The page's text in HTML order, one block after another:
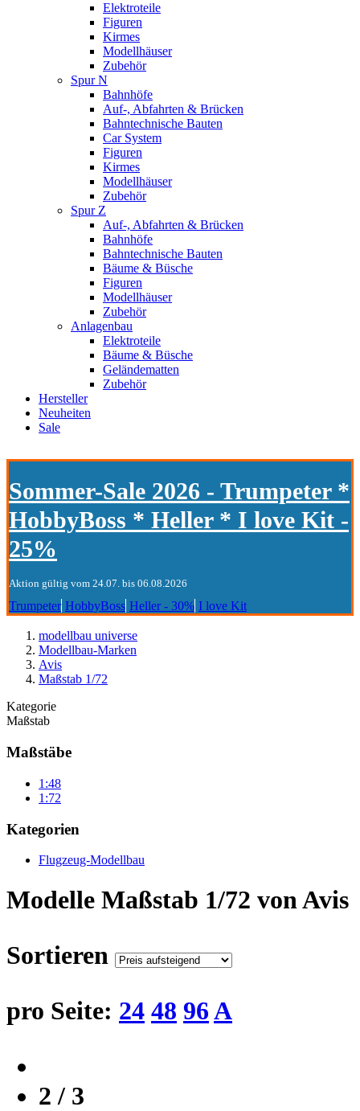
Elektroteile
Figuren
Kirmes
Modellhäuser
Zubehör
Spur N
Bahnhöfe
Auf-, Abfahrten & Brücken
Bahntechnische Bauten
Car System
Figuren
Kirmes
Modellhäuser
Zubehör
Spur Z
Auf-, Abfahrten & Brücken
Bahnhöfe
Bahntechnische Bauten
Bäume & Büsche
Figuren
Modellhäuser
Zubehör
Anlagenbau
Elektroteile
Bäume & Büsche
Geländematten
Zubehör
Hersteller
Neuheiten
Sale
Sommer-Sale 2026 - Trumpeter *
HobbyBoss * Heller * I love Kit -
25%
Aktion gültig vom 24.07. bis 06.08.2026
Trumpeter HobbyBoss Heller - 30% I love Kit
modellbau universe
Modellbau-Marken
Avis
Maßstab 1/72
Kategorie
Maßstab
Maßstäbe
1:48
1:72
Kategorien
Flugzeug-Modellbau
Modelle Maßstab 1/72 von Avis
Sortieren
pro Seite: 24 48 96A
2 / 3